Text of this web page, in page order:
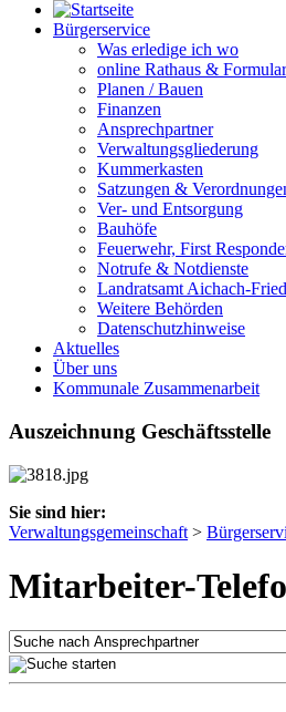
Bürgerservice
Was erledige ich wo
online Rathaus &
Planen / Bauen
Finanzen
Ansprechpartner
Verwaltungsgliederung
Kummerkasten
Satzungen &
Ver- und Entsorgung
Bauhöfe
Feuerwehr, First
Notrufe & Notdienste
Landratsamt Aichach-
Weitere Behörden
Datenschutzhinweise
Aktuelles
Über uns
Kommunale Zusammenarbeit
Auszeichnung Geschäftsstelle
Sie sind hier:
Verwaltungsgemeinschaft >
Mitarbeiter-